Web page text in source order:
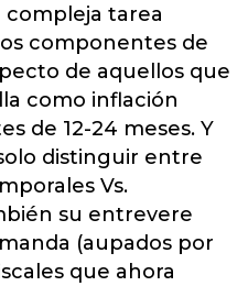
compleja tarea
componentes de
de aquellos que
como inflación
de 12-24 meses. Y
distinguir entre
Vs.
su entrevere
(aupados por
que ahora